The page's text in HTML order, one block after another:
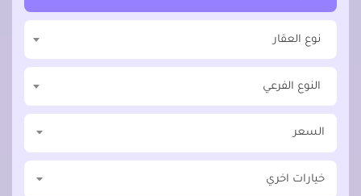
نوع العقار
النوع الفرعي
السعر
خيارات اخري